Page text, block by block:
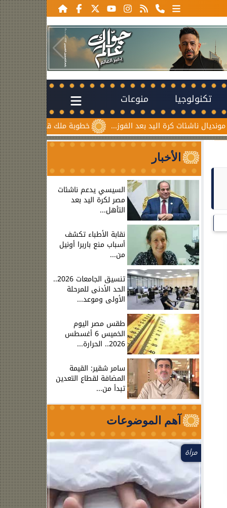
تكنولوجيا منوعات
خطوبة ملك قورة ويوسف عثمان.. احتفال اليد بعد الفوز...
الأخبار
السيسي يدعم ناشئات
مصر لكرة اليد بعد
التأهل...
نقابة الأطباء تكشف
أسباب منع باربرا أونيل
من...
تنسيق الجامعات 2026..
الحد الأدنى للمرحلة
الأولى وموعد...
طقس مصر اليوم
الخميس 6 أغسطس
2026.. الحرارة...
سامر شقير: القيمة
المضافة لقطاع التعدين
تبدأ من...
آهم الموضوعات
مرأة